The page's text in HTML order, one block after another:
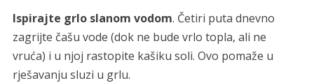
Ispirajte grlo slanom vodom. Četiri puta dnevno
zagrijte čašu vode (dok ne bude vrlo topla, ali ne
vruća) i u njoj rastopite kašiku soli. Ovo pomaže u
rješavanju sluzi u grlu.